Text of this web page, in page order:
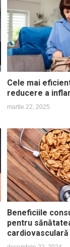
Cele mai
reducere a
martie 22, 2025
Beneficiile
pentru
cardiovasculară